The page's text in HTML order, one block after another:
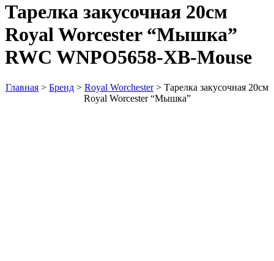
Тарелка закусочная 20см
Royal Worcester “Мышка”
RWC WNPO5658-XB-Mouse
Главная > Бренд > Royal Worchester> Тарелка закусочная 20см
Royal Worcester “Мышка”